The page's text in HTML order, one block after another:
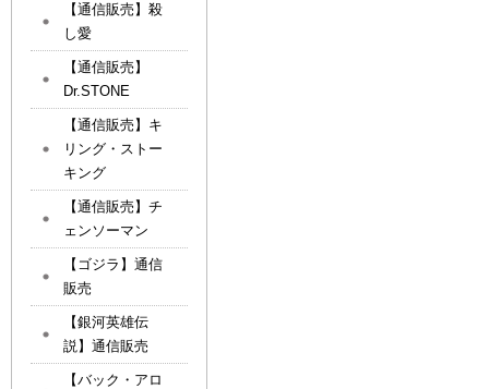
【通信販売】殺
し愛
【通信販売】
Dr.STONE
【通信販売】キ
リング・ストー
キング
【通信販売】チ
ェンソーマン
【ゴジラ】通信
販売
【銀河英雄伝
説】通信販売
【バック・アロ